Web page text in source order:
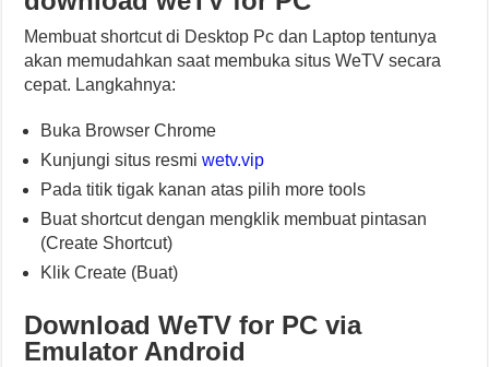
Membuat shortcut di Desktop Pc dan Laptop tentunya
akan memudahkan saat membuka situs WeTV secara
cepat. Langkahnya:
Buka Browser Chrome
Kunjungi situs resmiwetv.vip
Pada titik tigak kanan atas pilih more tools
Buat shortcut dengan mengklik membuat pintasan
(Create Shortcut)
Klik Create (Buat)
Download WeTV for PC via
Emulator Android